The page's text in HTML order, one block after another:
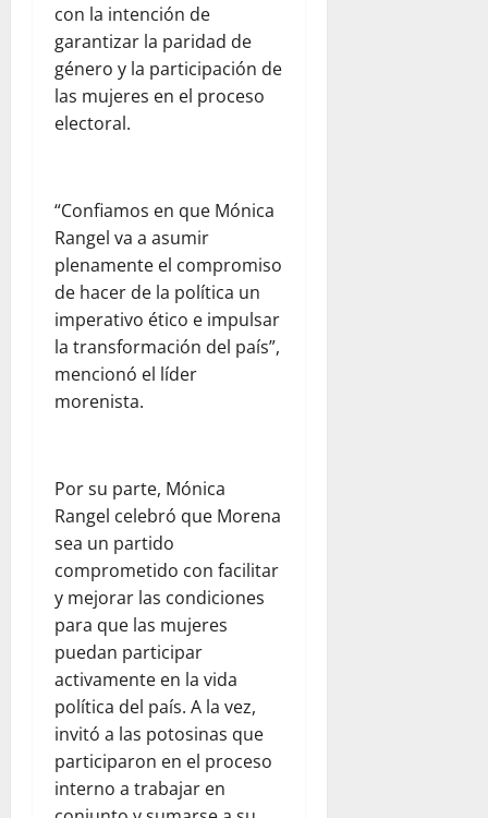
con la intención de
garantizar la paridad de
género y la participación de
las mujeres en el proceso
electoral.
“Confiamos en que Mónica
Rangel va a asumir
plenamente el compromiso
de hacer de la política un
imperativo ético e impulsar
la transformación del país”,
mencionó el líder
morenista.
Por su parte, Mónica
Rangel celebró que Morena
sea un partido
comprometido con facilitar
y mejorar las condiciones
para que las mujeres
puedan participar
activamente en la vida
política del país. A la vez,
invitó a las potosinas que
participaron en el proceso
interno a trabajar en